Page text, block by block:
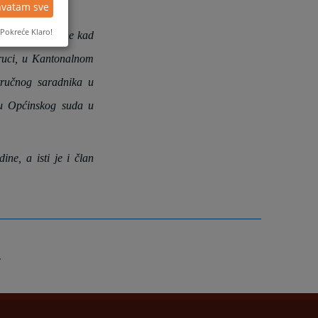
2008. godine kad
u Kantonalnom
saradnika u
Općinskog suda u
a isti je i član
sve
Pokreće Klaro!